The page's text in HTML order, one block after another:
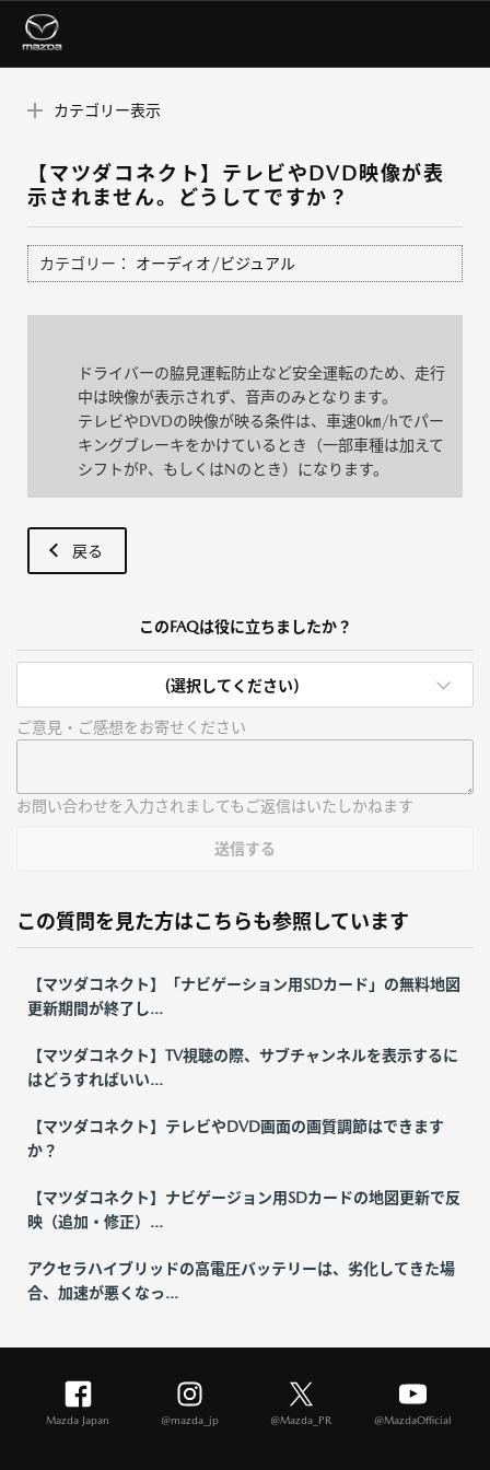
カテゴリー表示
【マツダコネクト】テレビやDVD映像が表
示されません。どうしてですか？
カテゴリー： オーディオ/ビジュアル
ドライバーの脇見運転防止など安全運転のため、走行
中は映像が表示されず、音声のみとなります。
テレビやDVDの映像が映る条件は、車速0㎞/hでパー
キングブレーキをかけているとき（一部車種は加えて
シフトがP、もしくはNのとき）になります。
戻る
このFAQは役に立ちましたか？
(選択してください)
ご意見・ご感想をお寄せください
お問い合わせを入力されましてもご返信はいたしかねます
送信する
この質問を見た方はこちらも参照しています
【マツダコネクト】「ナビゲーション用SDカード」の無料地図
更新期間が終了し...
【マツダコネクト】TV視聴の際、サブチャンネルを表示するに
はどうすればいい...
【マツダコネクト】テレビやDVD画面の画質調節はできます
か？
【マツダコネクト】ナビゲージョン用SDカードの地図更新で反
映（追加・修正）...
アクセラハイブリッドの高電圧バッテリーは、劣化してきた場
合、加速が悪くなっ...
Mazda Japan @mazda_jp @Mazda_PR @MazdaOfficial